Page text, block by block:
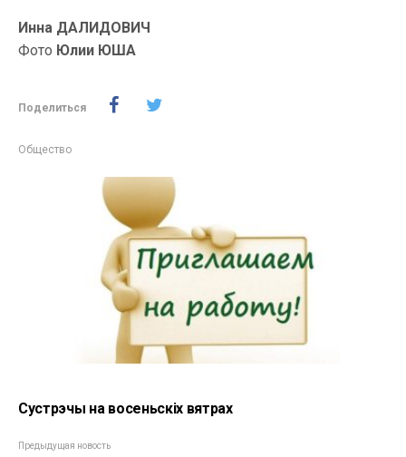
Инна ДАЛИДОВИЧ
Фото Юлии ЮША
Поделиться
Общество
Сустрэчы на восеньскіх вятрах
Предыдущая новость